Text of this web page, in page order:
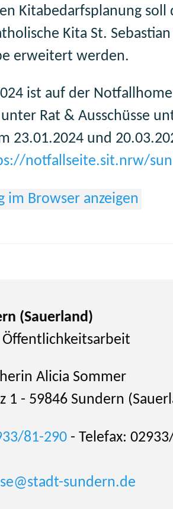
Kitabedarfsplanung soll
Kita St.
erweitert werden.
ist auf der
Rat & Ausschüsse
23.01.2024 und
notfallseite.sit.nrw/
im Browser anzeigen
(Sauerland)
Öffentlichkeitsarbeit
Alicia Sommer
1 - 59846 Sundern
81-290 - Telefax:
sundern.de